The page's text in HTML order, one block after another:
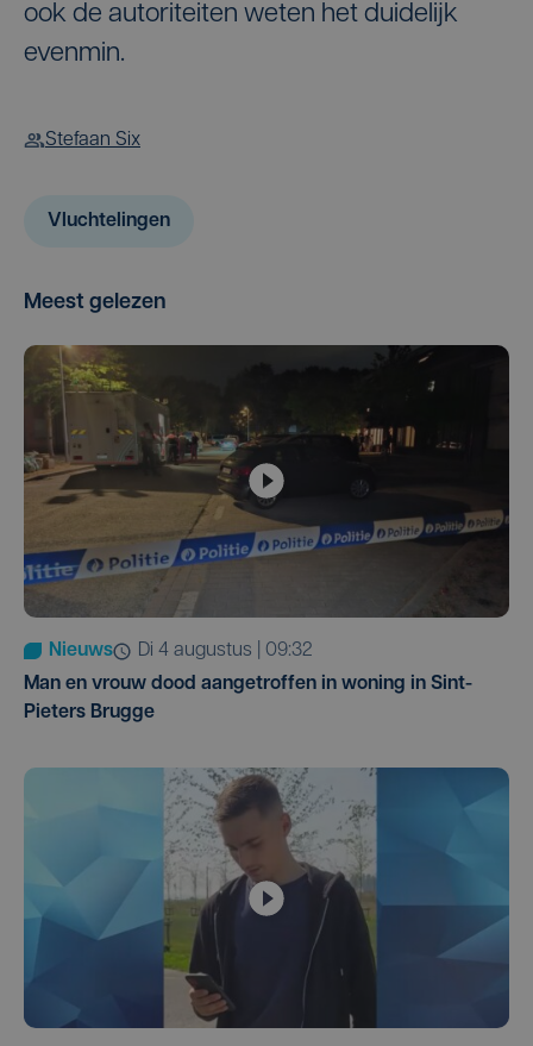
ook de autoriteiten weten het duidelijk
evenmin.
Stefaan Six
Vluchtelingen
Meest gelezen
Nieuws
di 4 augustus | 09:32
Man en vrouw dood aangetroffen in woning in Sint-
Pieters Brugge